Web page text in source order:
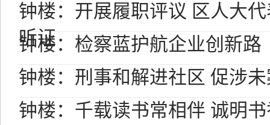
钟楼：开展履职评议 区人大
听证
钟楼：检察蓝护航企业创新路
钟楼：刑事和解进社区 促涉
钟楼：千载读书常相伴 诚明